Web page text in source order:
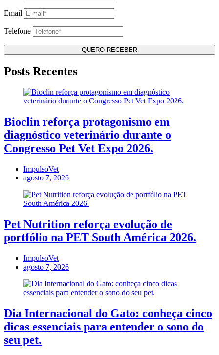
Email
Telefone
Posts Recentes
Bioclin reforça protagonismo em
diagnóstico veterinário durante o
Congresso Pet Vet Expo 2026.
ImpulsoVet
agosto 7, 2026
Pet Nutrition reforça evolução de
portfólio na PET South América 2026.
ImpulsoVet
agosto 7, 2026
Dia Internacional do Gato: conheça cinco
dicas essenciais para entender o sono do
seu pet.